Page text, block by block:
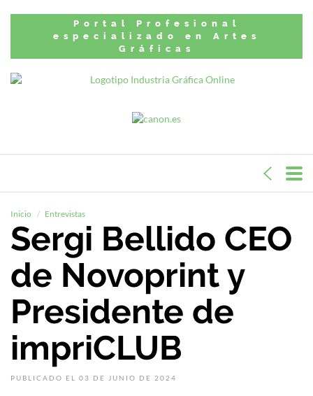
Portal Profesional
especializado en Artes
Gráficas
Inicio Entrevistas
Sergi Bellido CEO
de Novoprint y
Presidente de
impriCLUB
PUBLICADO EL 03 DE JUNIO DE 2024